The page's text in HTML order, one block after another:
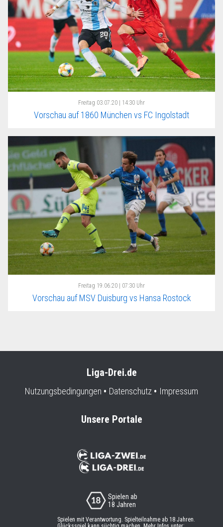
Freitag 03.07.20 | 14:30 Uhr
Vorschau auf 1860 München vs FC Ingolstadt
Freitag 19.06.20 | 07:30 Uhr
Vorschau auf MSV Duisburg vs Hansa Rostock
Liga-Drei.de
Nutzungsbedingungen Datenschutz Impressum
Unsere Portale
Spielen ab
18 Jahren
Spielen mit Verantwortung. Spielteilnahme ab 18 Jahren.